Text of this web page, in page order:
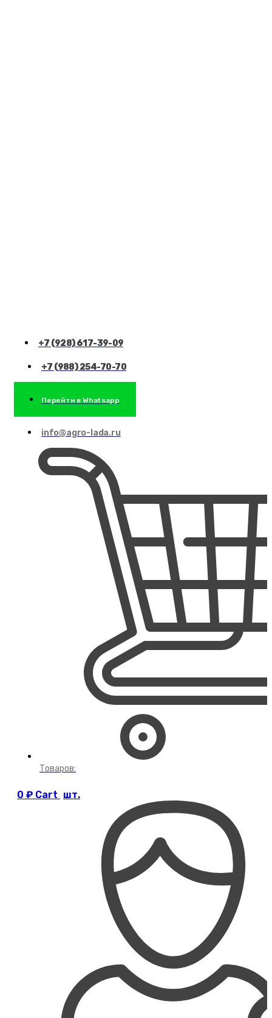
+7 (928) 617-39-09
+7 (988) 254-70-70
Перейти в Whatsapp
info@agro-lada.ru
Товаров:
0 ₽ Cart